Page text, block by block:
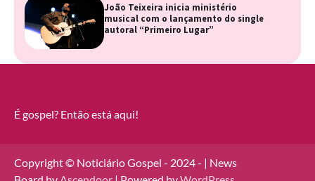
João Teixeira inicia ministério
musical com o lançamento do single
autoral “Primeiro Lugar”
É gospel? Então está aqui!
Copyright © Noticiário Gospel - 2024 - | News